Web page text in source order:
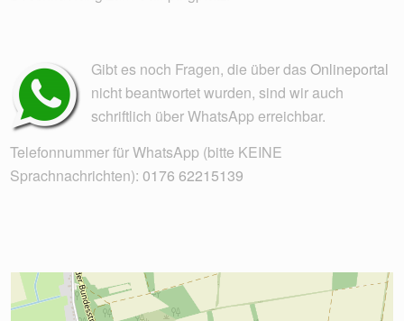
Gibt es noch Fragen, die über dasOnlineportal
nicht beantwortet wurden, sind wir auch
schriftlich über WhatsApp erreichbar.
Telefonnummer für WhatsApp (bitte KEINE
Sprachnachrichten): 0176 62215139